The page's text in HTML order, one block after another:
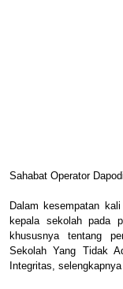
Sahabat Operator
Dalam kesempatan
kepala sekolah pada
khususnya tentang
Sekolah Yang Tidak
Integritas,